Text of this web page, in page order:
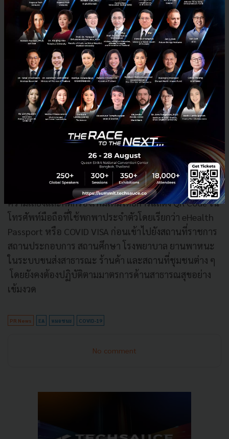
ลงได้อย่างมีประสิทธิภาพ
อย่างไรก็ตาม การที่จะช่วยลดโอกาสการเกิดผู้ติดเชื้อราย
ใหม่ และควบคุมสถานการณ์แพร่ระบาดของโรคได้อย่างมี
ประสิทธิภาพโดยเฉพาะอย่างยิ่งในช่วงที่กำลังจะเปิดเมือง
จำเป็นต้องมีการผลักดันและเชิญชวนให้ประชาชนใช้
แอปพลิเคชัน “หมอชนะ” ให้มีจำนวนมากเพียงพอ เพื่อ
ให้แอปพลิเคชันมีข้อมูลที่จะเตือนผู้ใช้แอปพลิเคชันและ
สังคมได้อย่างแม่นยำ จึงได้เสนอแนะให้ท่านนายก
รัฐมนตรี พิจารณาออกมาตรการที่จูงใจอย่างเร่งด่วน เพื่อ
เชิญชวนให้ข้าราชการ พนักงานรัฐวิสาหกิจ นักเรียน
นักศึกษา และประชาชนผู้ใช้โทรศัพท์เคลื่อนที่ดาวน์โหลด
แอปพลิเคชัน “หมอชนะ” เพื่อนำไปใช้เป็นมาตรการชี้วัด
ความเสี่ยงและคัดกรองเพิ่มเติมโดยการแสดง QR Code ใน
โทรศัพท์มือถือที่ใช้พกพาประจำตัวโดยเรียกว่า eHealth
Passport หรือ COVID VISA ก่อนเข้าไปยังสถานที่ราชการ
สถานประกอบการ สถานศึกษา โรงพยาบาล ยานพาหนะ
ในระบบขนส่งสาธารณะ ร้านค้า และสถานที่ชุมชนต่าง ๆ
โดยยังคงต้องปฏิบัติตามมาตรการด้านสาธารณสุขอย่าง
เข้มงวด
PR News EA หมอชนะ COVID-19
No comment